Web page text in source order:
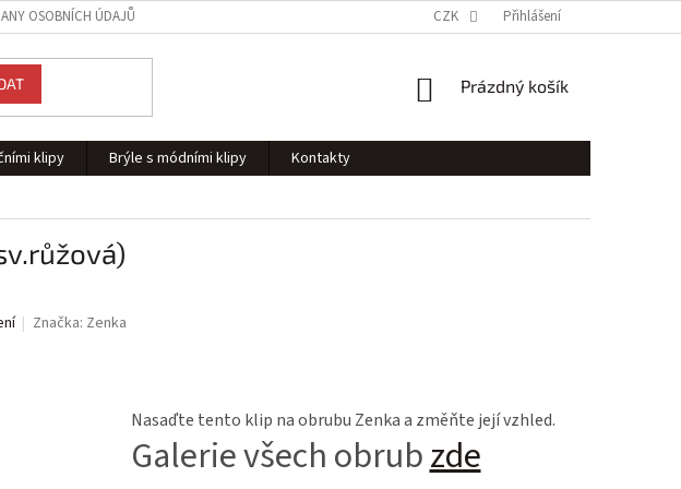
OSOBNÍCH ÚDAJŮ CZK Přihlášení
NÁKUPNÍ
Prázdný košík
klipy Brýle s módními klipy
Kontakty
Značka: Zenka
Nasaďte tento klip na obrubu Zenka a změňte její vzhled.
Galerie všech obrubzde